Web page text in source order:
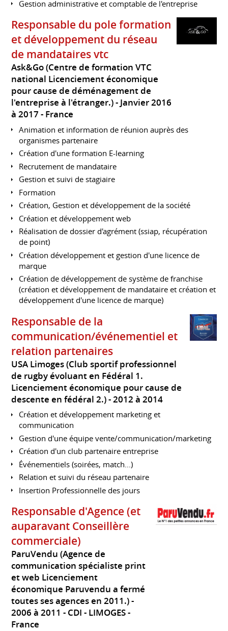
Gestion administrative et comptable de l'entreprise
Responsable du pole formation
et développement du réseau
de mandataires vtc
Ask&Go (Centre de formation VTC
national Licenciement économique
pour cause de déménagement de
l'entreprise à l'étranger.)
Janvier 2016
à 2017 France
Animation et information de réunion auprès des
organismes partenaire
Création d'une formation E-learning
Recrutement de mandataire
Gestion et suivi de stagiaire
Formation
Création, Gestion et développement de la société
Création et développement web
Réalisation de dossier d'agrément (ssiap, récupération
de point)
Création développement et gestion d'une licence de
marque
Création de développement de système de franchise
(création et développement de mandataire et création et
développement d'une licence de marque)
Responsable de la
communication/événementiel et
relation partenaires
USA Limoges (Club sportif professionnel
de rugby évoluant en Fédéral 1.
Licenciement économique pour cause de
descente en fédéral 2.)
2012 à 2014
Création et développement marketing et
communication
Gestion d'une équipe vente/communication/marketing
Création d'un club partenaire entreprise
Événementiels (soirées, match...)
Relation et suivi du réseau partenaire
Insertion Professionnelle des jours
Responsable d'Agence (et
auparavant Conseillère
commerciale)
ParuVendu (Agence de
communication spécialiste print
et web Licenciement
économique Paruvendu a fermé
toutes ses agences en 2011.)
2006 à 2011 CDI
LIMOGES
France